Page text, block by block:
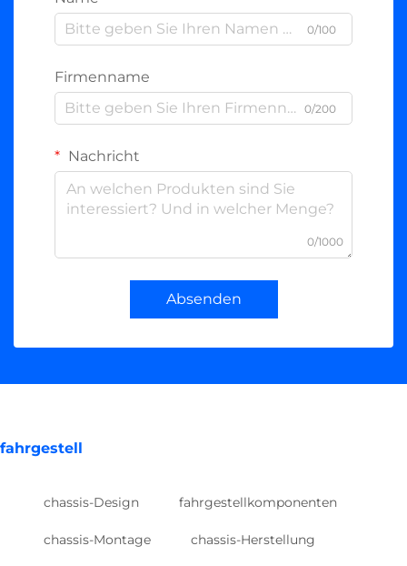
0/100
Firmenname
0/200
Nachricht
0/1000
Absenden
fahrgestell
chassis-Design fahrgestellkomponenten
chassis-Montage chassis-Herstellung